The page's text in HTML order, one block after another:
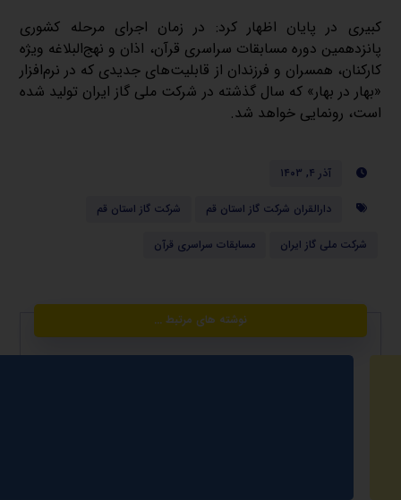
کبیری در پایان اظهار کرد: در زمان اجرای مرحله کشوری
پانزدهمین دوره مسابقات سراسری قرآن، اذان و نهج‌البلاغه ویژه
کارکنان، همسران و فرزندان از قابلیت‌های جدیدی که در نرم‌افزار
«بهار در بهار» که سال گذشته در شرکت ملی گاز ایران تولید شده
است، رونمایی خواهد شد.
آذر ۴, ۱۴۰۳
دارالقران شرکت گاز استان قم شرکت گاز استان قم
شرکت ملی گاز ایران مسابقات سراسری قرآن
نوشته های مرتبط ...